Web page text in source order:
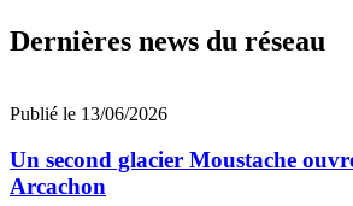
Dernières news du réseau
Publié le 13/06/2026
Un second glacier Moustache
Arcachon